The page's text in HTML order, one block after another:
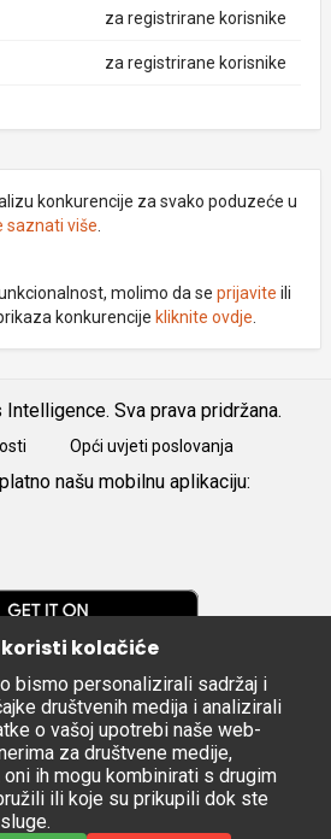
za registrirane korisnike
za registrirane korisnike
konkurencije za svako poduzeće u
saznati više
molimo da se prijavite ili
konkurencije kliknite ovdje
Sva prava pridržana.
Opći uvjeti poslovanja
našu mobilnu aplikaciju:
kolačiće
bismo personalizirali sadržaj i
društvenih medija i analizirali
o vašoj upotrebi naše web-
za društvene medije,
oni ih mogu kombinirati s drugim
ili koje su prikupili dok ste